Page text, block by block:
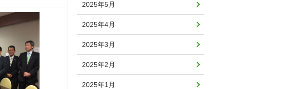
2025年5月
2025年4月
2025年3月
2025年2月
2025年1月